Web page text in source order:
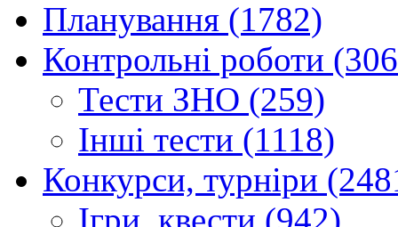
Планування (1782)
Контрольні роботи
Тести ЗНО (259)
Інші тести (1118)
Конкурси, турніри